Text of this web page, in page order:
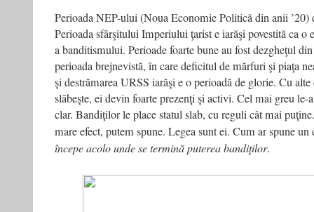
Perioada NEP-ului (Noua Economie Politică din anii ’20)
Perioada sfârşitului Imperiului ţarist e iarăşi povestită ca
a banditismului. Perioade foarte bune au fost dezgheţul
perioada brejnevistă, în care deficitul de mărfuri şi piaţa
şi destrămarea URSS iarăşi e o perioadă de glorie. Cu
slăbeşte, ei devin foarte prezenţi şi activi. Cel mai greu le-
clar. Bandiţilor le place statul slab, cu reguli cât mai
mare efect, putem spune. Legea sunt ei. Cum ar spune
începe acolo unde se termină puterea bandiţilor.